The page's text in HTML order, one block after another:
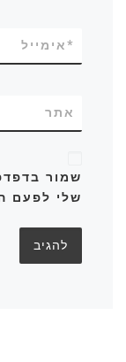
אימייל*
אתר
שמור
שלי לפעם